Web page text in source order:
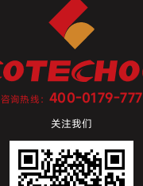
咨询热线：400-0179-777
关注我们